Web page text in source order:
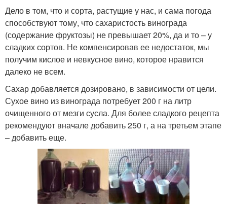
Дело в том, что и сорта, растущие у нас, и сама погода
способствуют тому, что сахаристость винограда
(содержание фруктозы) не превышает 20%, да и то – у
сладких сортов. Не компенсировав ее недостаток, мы
получим кислое и невкусное вино, которое нравится
далеко не всем.
Сахар добавляется дозировано, в зависимости от цели.
Сухое вино из винограда потребует 200 г на литр
очищенного от мезги сусла. Для более сладкого рецепта
рекомендуют вначале добавить 250 г, а на третьем этапе
– добавить еще.